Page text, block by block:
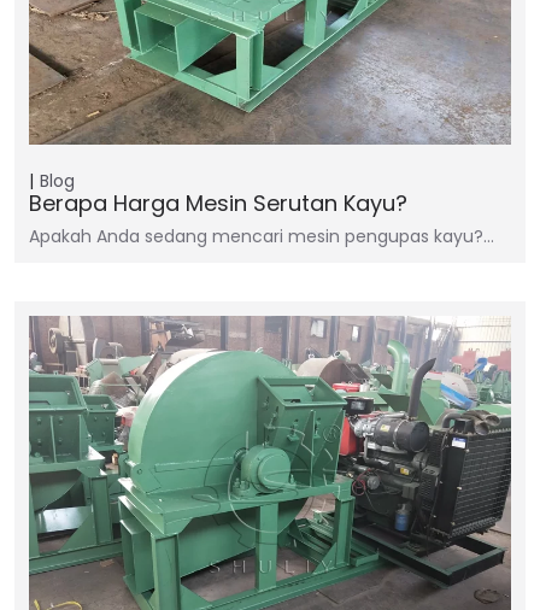
Blog
Berapa Harga Mesin Serutan Kayu?
Apakah Anda sedang mencari mesin pengupas kayu?…